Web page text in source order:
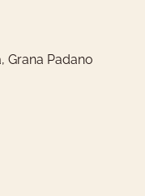
Grana Padano